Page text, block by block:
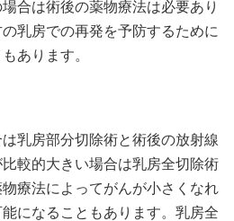
合は術後の薬物療法は必要あり
乳房での再発を予防するために
あります。
乳房部分切除術と術後の放射線
較的大きい場合は乳房全切除術
療法によってがんが小さくなれ
になることもあります。乳房全